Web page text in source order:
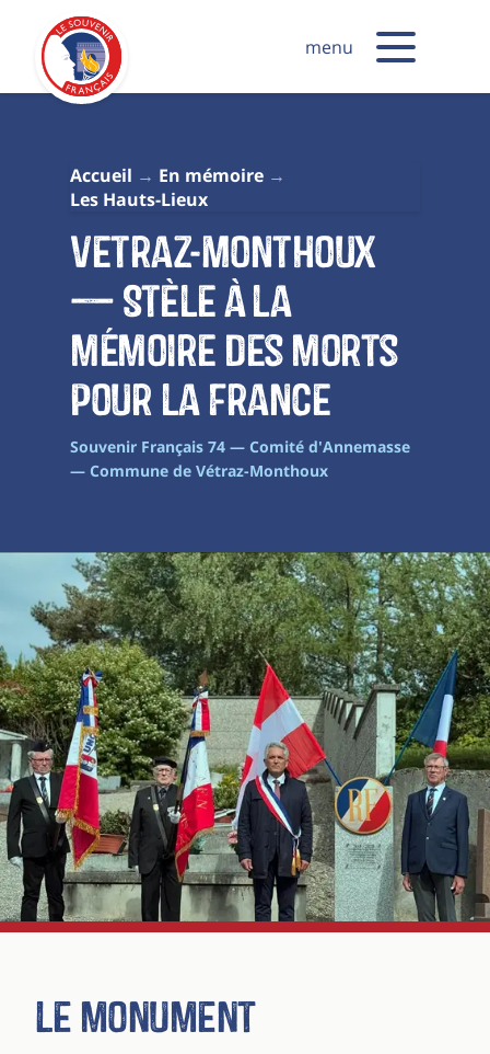
menu
Accueil
En mémoire
Les Hauts-Lieux
Vetraz-Monthoux
— Stèle à la
mémoire des morts
pour la France
Souvenir Français 74 — Comité d'Annemasse
— Commune de Vétraz-Monthoux
Le monument